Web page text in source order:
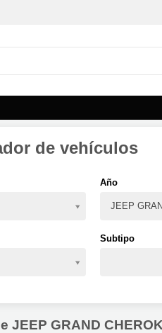
de vehículos
Año
JEEP
Subtipo
GRAND